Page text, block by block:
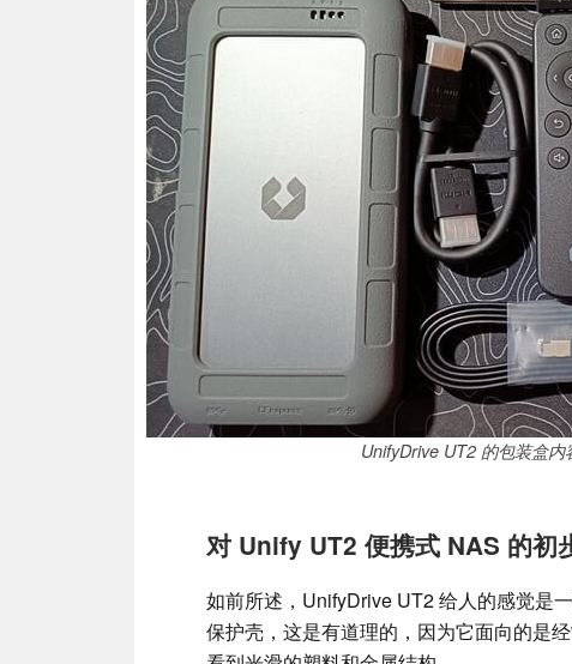
UnifyDrive UT2 的包装盒内
对 Unify UT2 便携式 NAS 的初
如前所述，UnifyDrive UT2 给人的感觉是
保护壳，这是有道理的，因为它面向的是